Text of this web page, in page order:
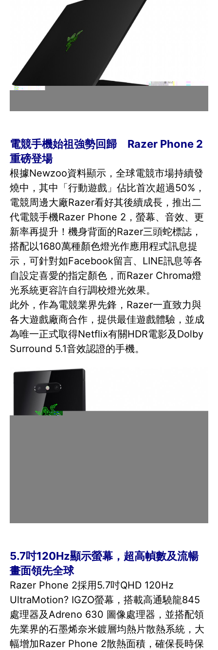
電競手機始祖強勢回歸 Razer Phone 2
重磅登場
根據Newzoo資料顯示，全球電競市場持續發
燒中，其中「行動遊戲」佔比首次超過50%，
電競周邊大廠Razer看好其後續成長，推出二
代電競手機Razer Phone 2，螢幕、音效、更
新率再提升！機身背面的Razer三頭蛇標誌，
搭配以1680萬種顏色燈光作應用程式訊息提
示，可針對如Facebook留言、LINE訊息等各
自設定喜愛的指定顏色，而Razer Chroma燈
光系統更容許自行調校燈光效果。
此外，作為電競業界先鋒，Razer一直致力與
各大遊戲廠商合作，提供最佳遊戲體驗，並成
為唯一正式取得Netflix有關HDR電影及Dolby
Surround 5.1音效認證的手機。
5.7吋120Hz顯示螢幕，超高幀數及流暢
畫面領先全球
Razer Phone 2採用5.7吋QHD 120Hz
UltraMotion? IGZO螢幕，搭載高通驍龍845
處理器及Adreno 630 圖像處理器，並搭配領
先業界的石墨烯奈米鍍層均熱片散熱系統，大
幅增加Razer Phone 2散熱面積，確保長時保